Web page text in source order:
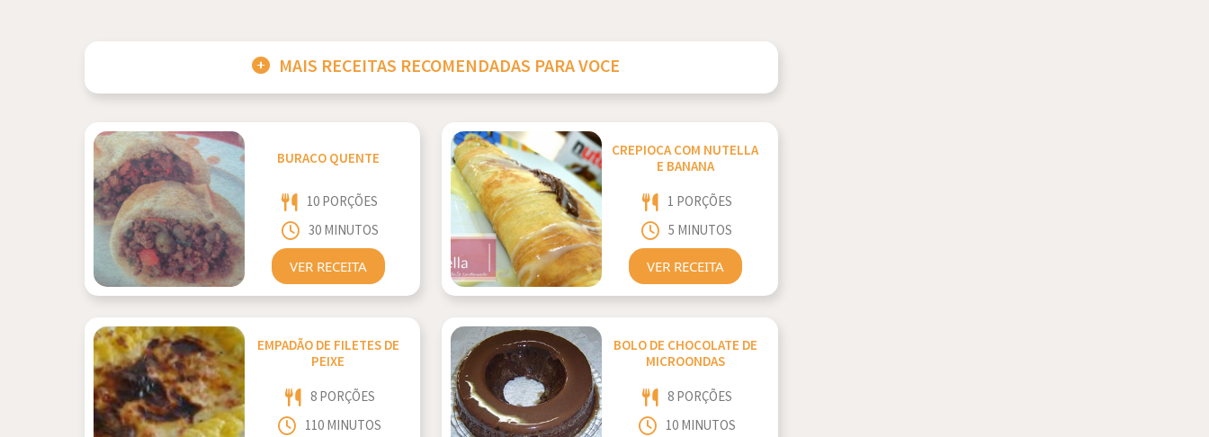
MAIS RECEITAS RECOMENDADAS PARA VOCE
BURACO QUENTE
10 PORÇÕES
30 MINUTOS
VER RECEITA
CREPIOCA COM NUTELLA
E BANANA
1 PORÇÕES
5 MINUTOS
VER RECEITA
EMPADÃO DE FILETES DE
PEIXE
8 PORÇÕES
110 MINUTOS
BOLO DE CHOCOLATE DE
MICROONDAS
8 PORÇÕES
10 MINUTOS